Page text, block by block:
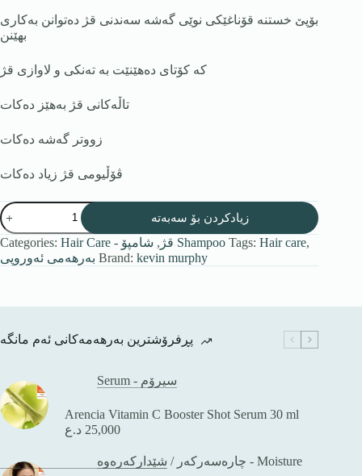
بۆپێ خستنە قۆناغێکی نوێی گەشە سەندنی قژ دەتوانن بەکاری
بهێنن
کە کۆتای دەهێنێت بە تەنکی و لاوازی قژ
تاڵەکانی قژ بەهێز دەکات
زووتر گەشە دەکات
ڤۆڵیومی قژ زیاد دەکات
زیادکردن بۆ سەبەتە
Categories: Hair Care - قژ , شامپۆ Shampoo Tags: Hair care,
بەرهەمی ئەوروپی Brand: kevin murphy
پڕفرۆشترین بەرهەمەکانی ئەم مانگە
Serum - سیرۆم
Arencia Vitamin C Booster Shot Serum 30 ml
25,000 د.ع
چارەسەرکەر / شێدارکەرەوە - Moisture